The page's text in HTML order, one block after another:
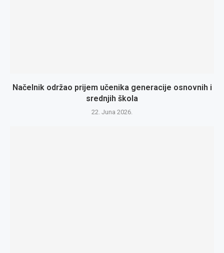
Načelnik održao prijem učenika generacije osnovnih i
srednjih škola
22. Juna 2026.